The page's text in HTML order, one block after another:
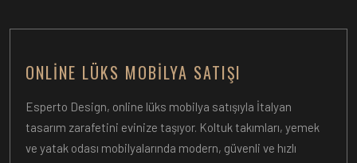
ONLINE LÜKS MOBILYA SATIŞI
Esperto Design, online lüks mobilya satışıyla İtalyan
tasarım zarafetini evinize taşıyor. Koltuk takımları, yemek
ve yatak odası mobilyalarında modern, güvenli ve hızlı